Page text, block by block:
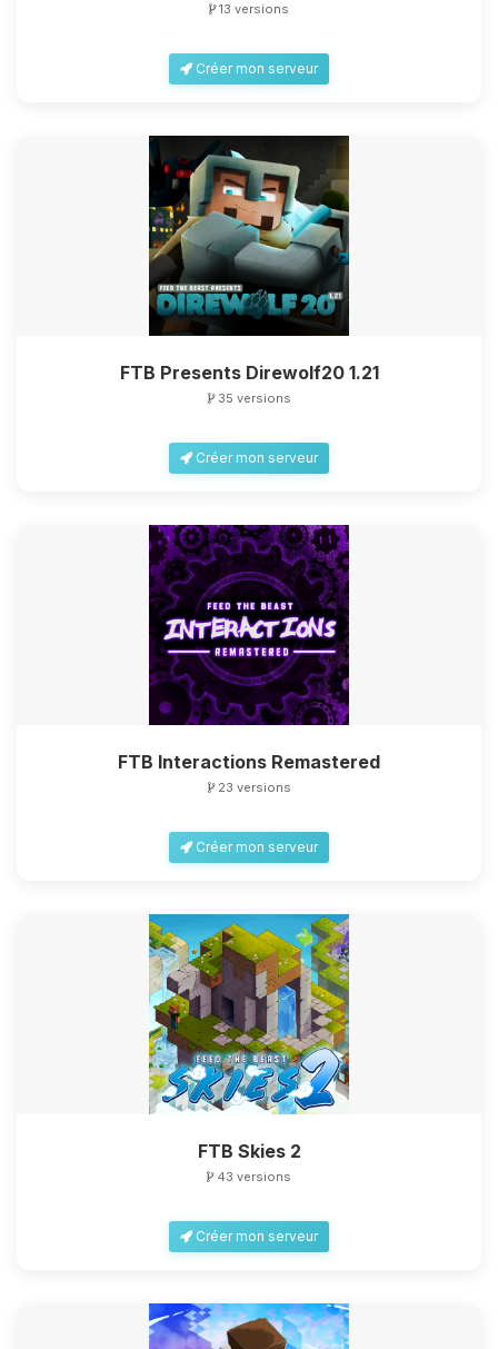
13 versions
Créer mon serveur
FTB Presents Direwolf20 1.21
35 versions
Créer mon serveur
FTB Interactions Remastered
23 versions
Créer mon serveur
FTB Skies 2
43 versions
Créer mon serveur
Youpi, enfin quelqu’un pour me
parler ! Moi c’est Choupy, ton petit
assistant BoxToPlay. Dis-moi ce dont
tu as besoin et je vais remuer mes
petits circuits pour t’aider.
08/08/2026 à 23:08